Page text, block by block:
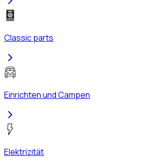
Classic parts
Einrichten und Campen
Elektrizität